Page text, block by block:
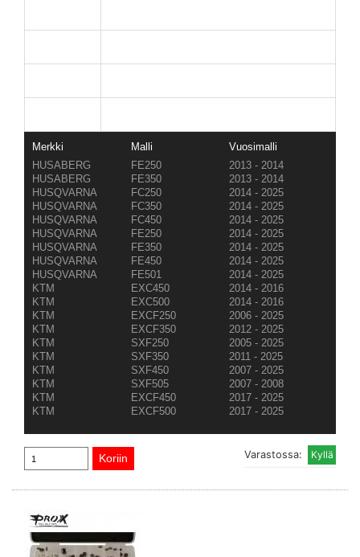
Merkki Malli
Vuosimalli
HUSABERG
FE250
2013 - 2014
HUSABERG
FE350
2013 - 2014
HUSQVARNA
FC250
2014 - 2025
HUSQVARNA
FC350
2014 - 2025
HUSQVARNA
FC450
2014 - 2025
HUSQVARNA
FE250
2014 - 2025
HUSQVARNA
FE350
2014 - 2025
HUSQVARNA
FE450
2014 - 2025
HUSQVARNA
FE501
2014 - 2025
KTM
EXC450
2014 - 2016
KTM
EXC500
2014 - 2016
KTM
EXCF250
2006 - 2025
KTM
EXCF350
2012 - 2025
KTM
SXF250
2005 - 2025
KTM
SXF350
2011 - 2025
KTM
SXF450
2007 - 2025
KTM
SXF505
2007 - 2008
KTM
EXCF450
2017 - 2025
KTM
EXCF500 2017 - 2025
Varastossa: